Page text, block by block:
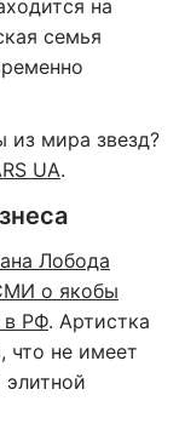
на
семья
из мира звезд?
UA.
Лобода
о якобы
в РФ. Артистка
что не имеет